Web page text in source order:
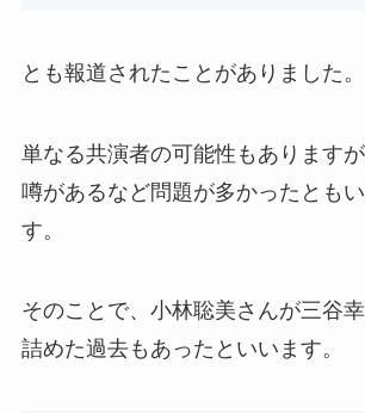
とも報道されたことがありました。
単なる共演者の可能性もあります
噂があるなど問題が多かったとも
す。
そのことで、小林聡美さんが三谷
詰めた過去もあったといいます。